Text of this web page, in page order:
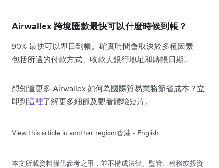
Airwallex 跨境匯款最快可以什麼時候到帳？
90% 最快可以即日到帳。確實時間會取決於多種因素，
包括所選的付款方式、收款人銀行地址和轉帳日期。
想知道更多 Airwallex 如何為國際貿易業務節省成本？立
即到這裡了解更多細節及觀看體驗短片。
View this article in another region:香港 - English
本文所載資料僅供參考之用，並不構成法律、監管、稅務或投資